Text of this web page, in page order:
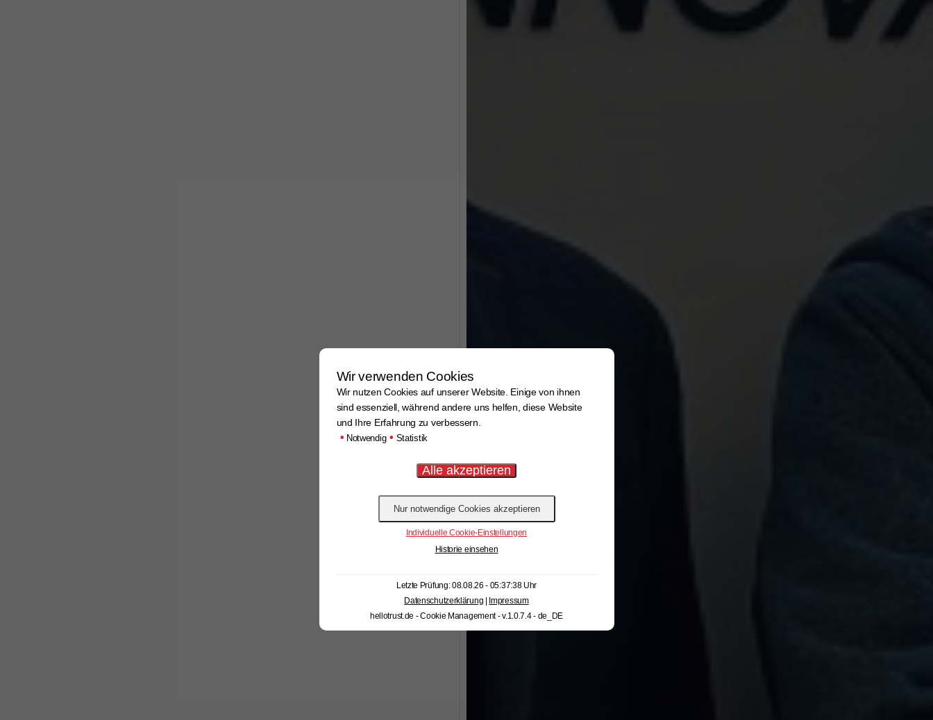
Wir verwenden Cookies
Wir nutzen Cookies auf unserer Website. Einige von ihnen
sind essenziell, während andere uns helfen, diese Website
und Ihre Erfahrung zu verbessern.
• Notwendig • Statistik
Individuelle Cookie-Einstellungen
Historie einsehen
Letzte Prüfung: 08.08.26 - 05:37:38 Uhr
Datenschutzerklärung | Impressum
hellotrust.de - Cookie Management - v.1.0.7.4 - de_DE